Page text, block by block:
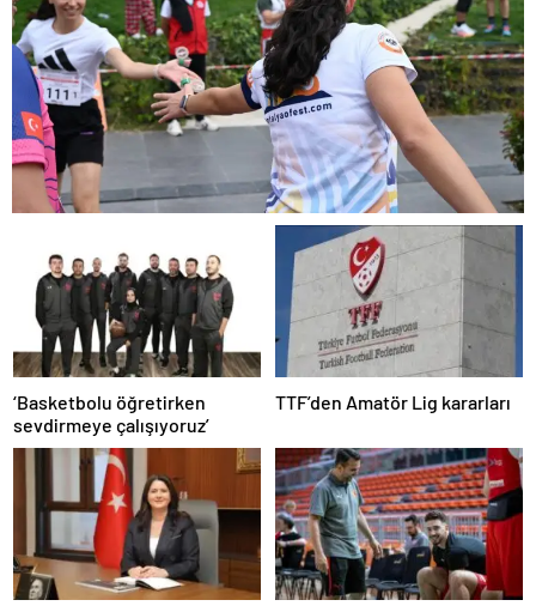
‘Basketbolu öğretirken
sevdirmeye çalışıyoruz’
TTF’den Amatör Lig kararları